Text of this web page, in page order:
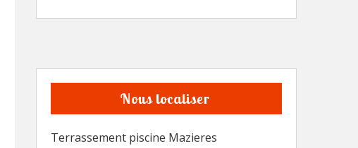
Nous localiser
Terrassement piscine Mazieres